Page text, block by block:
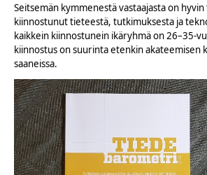
Seitsemän kymmenestä vastaajasta on
kiinnostunut tieteestä, tutkimuksesta ja
kaikkein kiinnostunein ikäryhmä on 26–35-
kiinnostus on suurinta etenkin akateemisen
saaneissa.